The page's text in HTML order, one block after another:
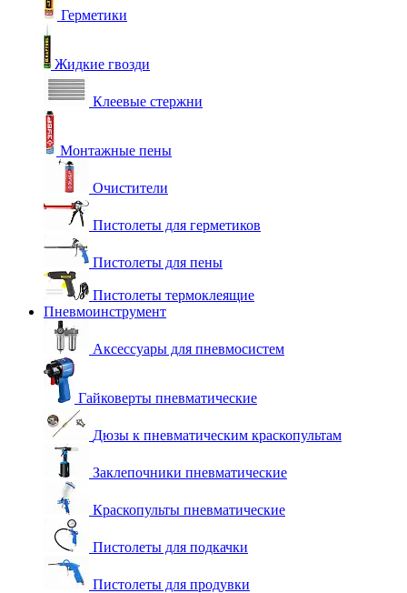
Герметики
Жидкие гвозди
Клеевые стержни
Монтажные пены
Очистители
Пистолеты для герметиков
Пистолеты для пены
Пистолеты термоклеящие
Пневмоинструмент
Аксессуары для пневмосистем
Гайковерты пневматические
Дюзы к пневматическим краскопультам
Заклепочники пневматические
Краскопульты пневматические
Пистолеты для подкачки
Пистолеты для продувки